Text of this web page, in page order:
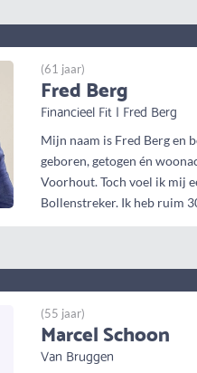
(61 jaar)
Fred Berg
Financieel Fit | Fred Berg
Mijn naam is Fred Berg en
geboren, getogen én
Voorhout. Toch voel ik mij
Bollenstreker. Ik heb ruim
(55 jaar)
Marcel Schoon
Van Bruggen